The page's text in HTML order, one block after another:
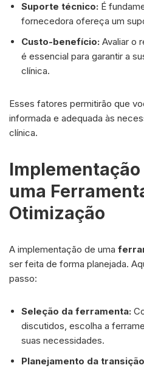
Suporte técnico: É
fornecedora ofereça um
Custo-benefício: Avaliar o
é essencial para garantir a
clínica.
Esses fatores permitirão que
informada e adequada às
clínica.
uma
Otimização
A implementação de uma
ser feita de forma planejada.
passo:
Seleção da ferramenta:
discutidos, escolha a
suas necessidades.
Planejamento da